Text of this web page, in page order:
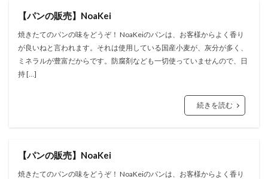
【パンの販売】NoaKei
焼きたてのパンの味をどうぞ！ NoaKeiのパンは、お客様からよく香り
が良いねと言われます。それは使用している国産小麦が、灰分が多く、
ミネラルが豊富だからです。防腐剤なども一切使っていませんので、日
持 […]
続きを読む
【パンの販売】NoaKei
焼きたてのパンの味をどうぞ！ NoaKeiのパンは、お客様からよく香り